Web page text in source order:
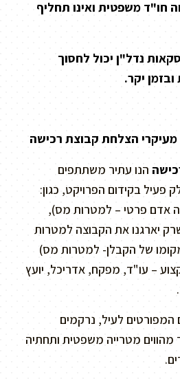
חו"ד משפטית ואינו תחליף
נדל"ן יכול לחסוך
יקר.
הצלחת קבוצת רכישה
הנו עתיר משתתפים
פעיל בקידום הפרויקט, כגון:
אדם פרטי – למטרות מס),
יארגנו את הקבוצה למטרות
של הקבלן- למטרות מס)
– עו"ד, מפקח, אדריכל, יועץ
המפורטים לעיל, נרקמים
מטרייה משפטית ותחתיה